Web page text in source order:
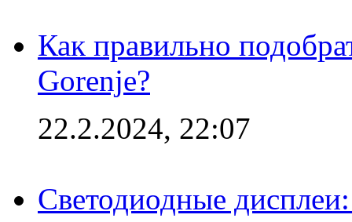
Как правильно
Gorenje?
22.2.2024, 22:07
Светодиодные